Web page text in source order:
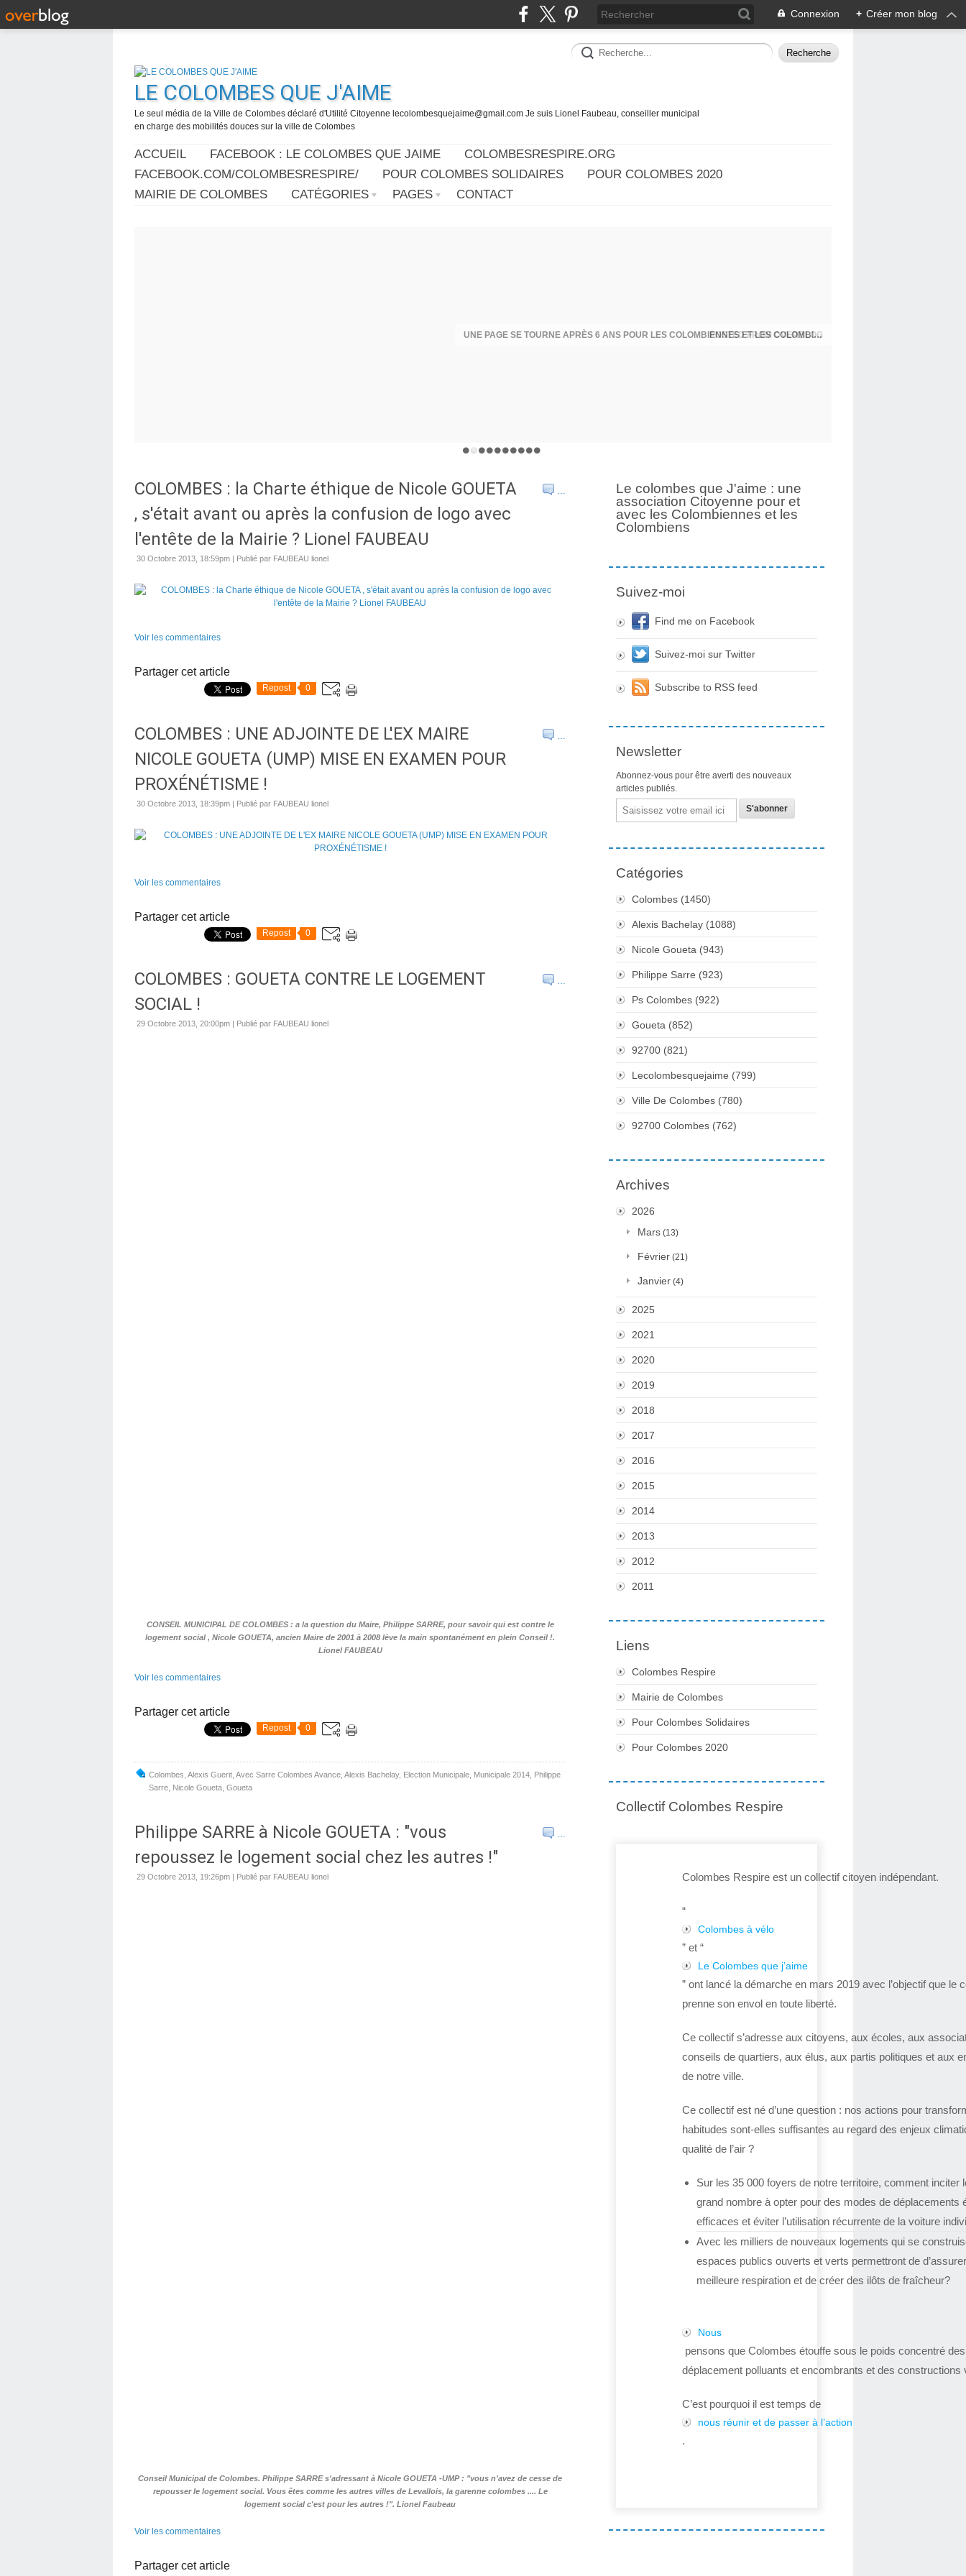
Connexion + Créer mon blog
LE COLOMBES QUE J'AIME
Le seul média de la Ville de Colombes déclaré d'Utilité Citoyenne lecolombesquejaime@gmail.com Je suis Lionel Faubeau, conseiller municipal
en charge des mobilités douces sur la ville de Colombes
ACCUEIL FACEBOOK : LE COLOMBES QUE JAIME
COLOMBESRESPIRE.ORG
FACEBOOK.COM/COLOMBESRESPIRE/
POUR COLOMBES SOLIDAIRES
POUR COLOMBES 2020
MAIRIE DE COLOMBES
CATÉGORIES PAGES CONTACT
UNE PAGE SE TOURNE APRÈS 6 ANS POUR LES COLOMBIENNES ET LES COLOMBIENS
…
COLOMBES : la Charte éthique de Nicole GOUETA
, s'était avant ou après la confusion de logo avec
l'entête de la Mairie ? Lionel FAUBEAU
30 Octobre 2013, 18:59pm | Publié par FAUBEAU lionel
Voir les commentaires
Partager cet article
Repost 0
…
COLOMBES : UNE ADJOINTE DE L'EX MAIRE
NICOLE GOUETA (UMP) MISE EN EXAMEN POUR
PROXÉNÉTISME !
30 Octobre 2013, 18:39pm | Publié par FAUBEAU lionel
Voir les commentaires
Partager cet article
Repost 0
…
COLOMBES : GOUETA CONTRE LE LOGEMENT
SOCIAL !
29 Octobre 2013, 20:00pm | Publié par FAUBEAU lionel
CONSEIL MUNICIPAL DE COLOMBES : a la question du Maire, Philippe SARRE, pour savoir qui est contre le
logement social , Nicole GOUETA, ancien Maire de 2001 à 2008 lève la main spontanément en plein Conseil !.
Lionel FAUBEAU
Voir les commentaires
Partager cet article
Repost 0
Colombes Alexis Guerit Avec Sarre Colombes Avance Alexis Bachelay, Election Municipale Municipale 2014
Philippe
Sarre
Nicole Goueta Goueta
…
Philippe SARRE à Nicole GOUETA : "vous
repoussez le logement social chez les autres !"
29 Octobre 2013, 19:26pm Publié par FAUBEAU lionel
Conseil Municipal de Colombes. Philippe SARRE s'adressant à Nicole GOUETA -UMP : "vous n'avez de cesse de
repousser le logement social. Vous êtes comme les autres villes de Levallois, la garenne colombes .... Le
logement social c'est pour les autres !". Lionel Faubeau
Voir les commentaires
Partager cet article
Le colombes que J'aime : une
association Citoyenne pour et
avec les Colombiennes et les
Colombiens
Suivez-moi
Find me on Facebook
Suivez-moi sur Twitter
Subscribe to RSS feed
Newsletter
Abonnez-vous pour être averti des nouveaux
articles publiés.
Email
Catégories
Colombes (1450)
Alexis Bachelay (1088)
Nicole Goueta (943)
Philippe Sarre (923)
Ps Colombes (922)
Goueta (852)
92700 (821)
Lecolombesquejaime (799)
Ville De Colombes (780)
92700 Colombes (762)
Archives
2026
Mars (13)
Février (21)
Janvier (4)
2025
2021
2020
2019
2018
2017
2016
2015
2014
2013
2012
2011
Liens
Colombes Respire
Mairie de Colombes
Pour Colombes Solidaires
Pour Colombes 2020
Collectif Colombes Respire
Colombes Respire est un collectif citoyen indépendant.
“
Colombes à vélo
” et “
Le Colombes que j’aime
” ont lancé la démarche en mars 2019 avec l’objectif que le
prenne son envol en toute liberté.
Ce collectif s’adresse aux citoyens, aux écoles, aux
conseils de quartiers, aux élus, aux partis politiques et aux
de notre ville.
Ce collectif est né d’une question : nos actions pour
habitudes sont-elles suffisantes au regard des enjeux
qualité de l’air ?
Sur les 35 000 foyers de notre territoire, comment inciter
grand nombre à opter pour des modes de déplacements
efficaces et éviter l’utilisation récurrente de la voiture
Avec les milliers de nouveaux logements qui se
espaces publics ouverts et verts permettront de
meilleure respiration et de créer des ilôts de fraîcheur?
Nous
pensons que Colombes étouffe sous le poids concentré
déplacement polluants et encombrants et des constructions
C’est pourquoi il est temps de
nous réunir et de passer à l’action
.